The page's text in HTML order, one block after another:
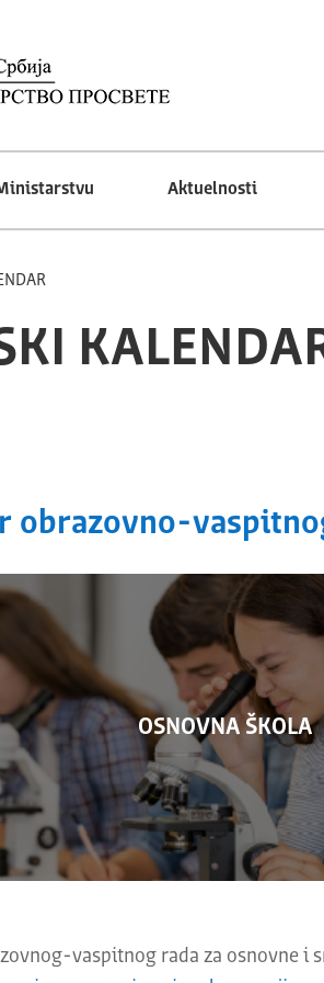
Aktuelnosti
obrazovno-
OSNOVNA ŠKOLA
Kalendar 2025/2026.
vaspitnog rada za osnovne